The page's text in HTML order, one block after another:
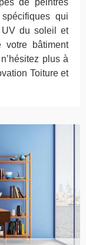
de peintres
qui
du soleil et
votre bâtiment
plus à
Toiture et